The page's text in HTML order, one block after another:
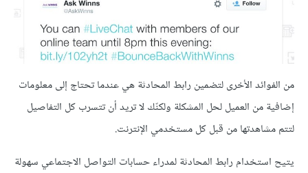
من الفوائد الأخرى لتضمين رابط المحادثة هي عندما تحتاج إلى معلومات
إضافية من العميل لحل المشكلة ولكنّك لا تريد أن تتسرب كل التفاصيل
لتتم مشاهدتها من قبل كل مستخدمي الإنترنت.
يتيح استخدام رابط المحادثة لمدراء حسابات التواصل الاجتماعي سهولة